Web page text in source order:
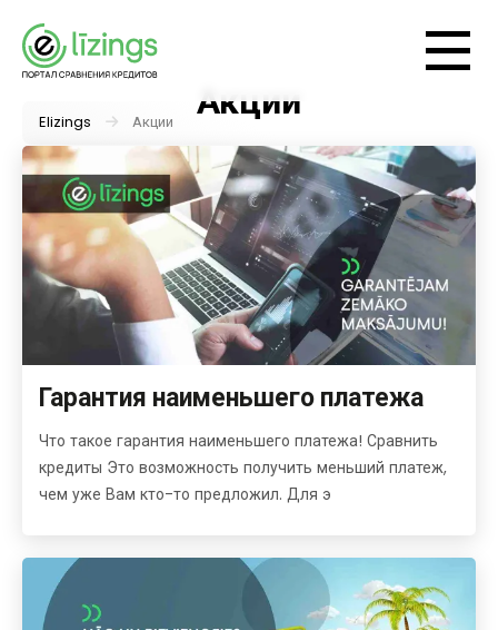
Elizings Акции Акции
Гарантия наименьшего платежа
Что такое гарантия наименьшего платежа! Сравнить
кредиты Это возможность получить меньший платеж,
чем уже Вам кто-то предложил. Для э